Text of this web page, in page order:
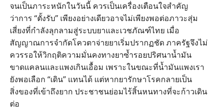
จนเป็นภาระหนักในวันนี้ ควรเป็นเครื่องเตือนใจสำคัญ
ว่าการ “ตั้งรับ” เพียงอย่างเดียวอาจไม่เพียงพอต่อภาวะสุ่ม
เสี่ยงที่กำลังลุกลามสู่ระบบยาและเวชภัณฑ์ไทย เมื่อ
สัญญาณการจำกัดโควตาจ่ายยาเริ่มปรากฏชัด ภาครัฐจึงไม่
ควรรอให้วิกฤติความมั่นคงทางยาซ้ำรอยปริศนาน้ำมัน
ขาดแคลนและแพงเกินเอื้อม เพราะในขณะที่น้ำมันแพงเรา
ยังพอเลือก “เดิน” แทนได้ แต่หากยารักษาโรคกลายเป็น
สิ่งของที่เข้าถึงยาก ประชาชนย่อมไร้สิ้นหนทางที่จะก้าวเดิน
ต่อ